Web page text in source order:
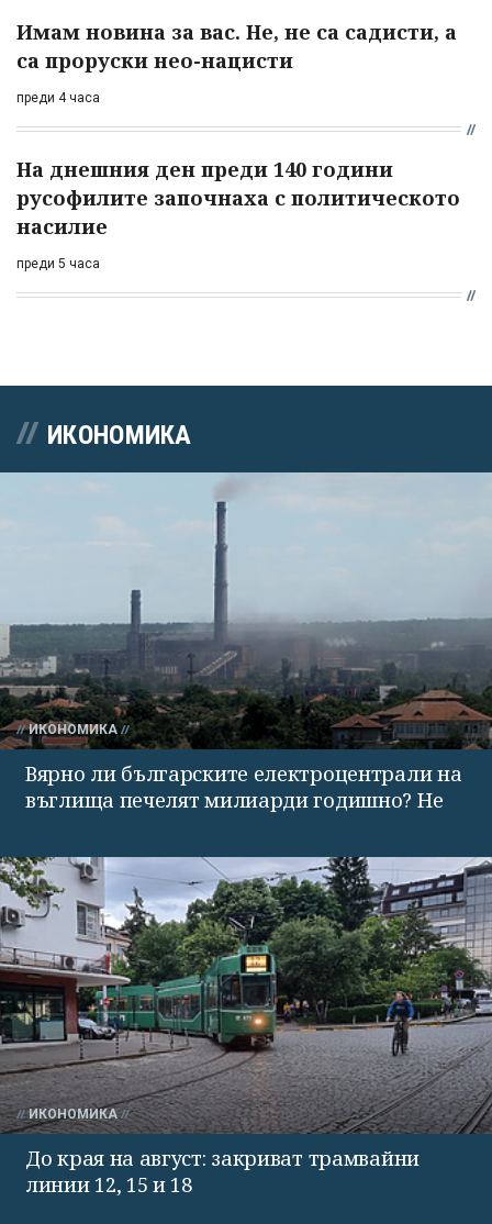
Имам новина за вас. Не, не са садисти, а
са проруски нео-нацисти
преди 4 часа
На днешния ден преди 140 години
русофилите започнаха с политическото
насилие
преди 5 часа
ИКОНОМИКА
ИКОНОМИКА
Вярно ли българските електроцентрали на
въглища печелят милиарди годишно? Не
ИКОНОМИКА
До края на август: закриват трамвайни
линии 12, 15 и 18